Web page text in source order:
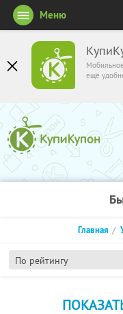
ещё
Меню
По рейтингу
Главная